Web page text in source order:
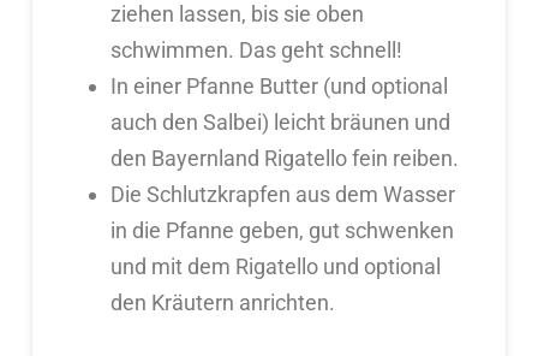
ziehen lassen, bis sie oben
schwimmen. Das geht schnell!
In einer Pfanne Butter (und optional
auch den Salbei) leicht bräunen und
den Bayernland Rigatello fein reiben.
Die Schlutzkrapfen aus dem Wasser
in die Pfanne geben, gut schwenken
und mit dem Rigatello und optional
den Kräutern anrichten.